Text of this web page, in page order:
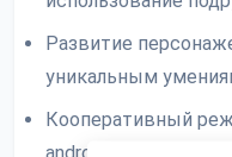
Развитие
уникальным
Кооперативный